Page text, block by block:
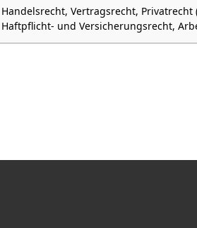
Handelsrecht, Vertragsrecht, Privatrecht
Haftpflicht- und Versicherungsrecht,